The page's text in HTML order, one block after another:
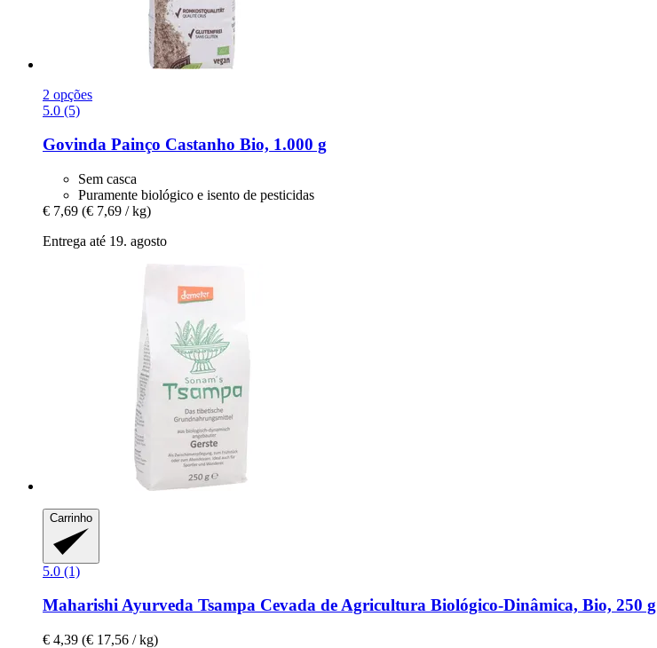
2 opções
5.0 (5)
Govinda Painço Castanho Bio, 1.000 g
Sem casca
Puramente biológico e isento de pesticidas
€ 7,69 (€ 7,69 / kg)
Entrega até 19. agosto
Carrinho
5.0 (1)
Maharishi Ayurveda Tsampa Cevada de Agricultura Biológico-​Dinâmica, Bio, 250 g
€ 4,39 (€ 17,56 / kg)